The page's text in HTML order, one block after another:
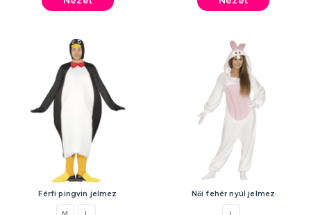
Férfi pingvin jelmez
M L
Női fehér nyúl jelmez
L